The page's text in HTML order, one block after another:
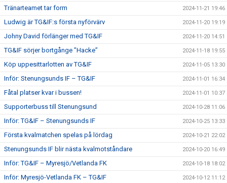
Tränarteamet tar form 2024-11-21 19:46
Ludwig är TG&IF:s första nyförvärv 2024-11-20 19:19
Johny David förlänger med TG&IF 2024-11-20 14:51
TG&IF sörjer bortgånge ”Hacke” 2024-11-18 19:55
Köp uppesittarlotten av TG&IF 2024-11-05 13:30
Inför: Stenungsunds IF – TG&IF 2024-11-01 16:34
Fåtal platser kvar i bussen! 2024-11-01 10:37
Supporterbuss till Stenungsund 2024-10-28 11:06
Inför: TG&IF – Stenungsunds IF 2024-10-25 13:33
Första kvalmatchen spelas på lördag 2024-10-21 22:02
Stenungsunds IF blir nästa kvalmotståndare 2024-10-20 16:49
Inför: TG&IF – Myresjö/Vetlanda FK 2024-10-18 18:02
Inför: Myresjö-Vetlanda FK – TG&IF 2024-10-12 11:12